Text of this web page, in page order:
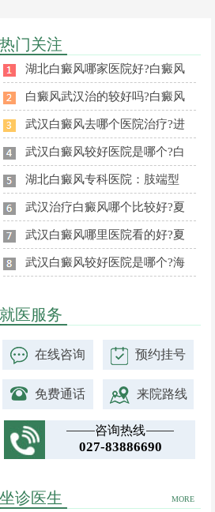
热门关注
湖北白癜风哪家医院好?白癜风
白癜风武汉治的较好吗?白癜风
武汉白癜风去哪个医院治疗?进
武汉白癜风较好医院是哪个?白
湖北白癜风专科医院：肢端型
武汉治疗白癜风哪个比较好?夏
武汉白癜风哪里医院看的好?夏
武汉白癜风较好医院是哪个?海
就医服务
在线咨询 预约挂号
免费通话 来院路线
咨询热线
027-83886690
MORE
坐诊医生